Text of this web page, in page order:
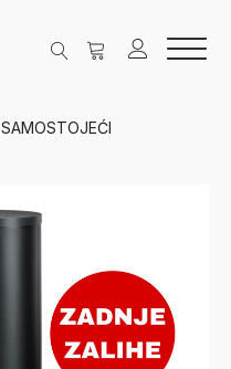
SAMOSTOJEĆI